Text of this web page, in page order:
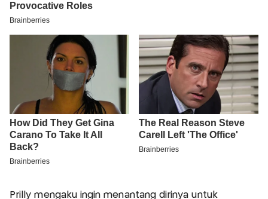
Prilly mengaku ingin menantang dirinya untuk